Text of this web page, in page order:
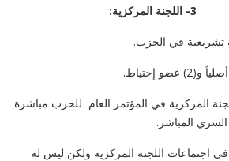
3- اللجنة المركزية:
في الحزب.
المركزية في المؤتمر العام للحزب مباشرة
المباشر.
اجتماعات اللجنة المركزية ولكن ليس له